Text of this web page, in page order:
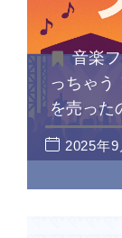
音楽
っちゃう
を売った
2025年9